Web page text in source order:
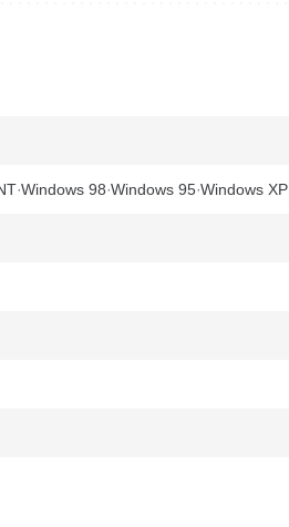
Windows 98 Windows 95 Windows XP